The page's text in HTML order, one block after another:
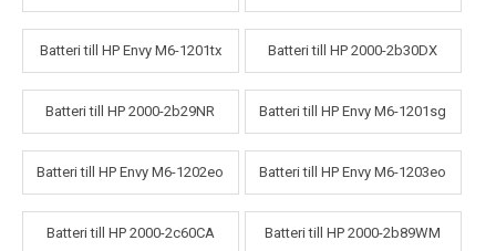
Batteri till HP Envy M6-1201tx Batteri till HP 2000-2b30DX
Batteri till HP 2000-2b29NR Batteri till HP Envy M6-1201sg
Batteri till HP Envy M6-1202eo Batteri till HP Envy M6-1203eo
Batteri till HP 2000-2c60CA Batteri till HP 2000-2b89WM